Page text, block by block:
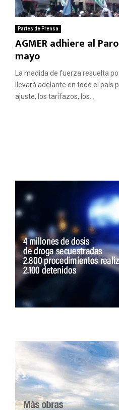
Partes de Prensa
AGMER adhiere al
mayo
La medida de fuerza resuelta
llevará adelante en todo el país
ajuste, los tarifazos, los...